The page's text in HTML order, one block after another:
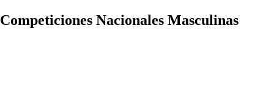
Competiciones Nacionales Masculinas